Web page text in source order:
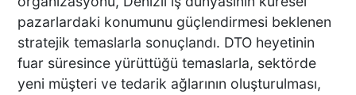
pazarlardaki konumunu güçlendirmesi beklenen
stratejik temaslarla sonuçlandı. DTO heyetinin
fuar süresince yürüttüğü temaslarla, sektörde
yeni müşteri ve tedarik ağlarının oluşturulması,